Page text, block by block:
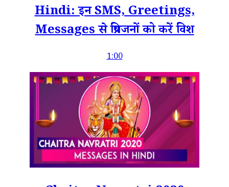
Hindi: इन SMS, Greetings,
Messages से प्रियजनों को करें विश
1:00